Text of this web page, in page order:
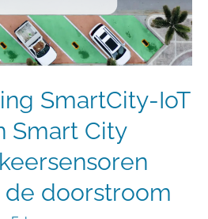
SmartCity-IoT
Smart City
doorstroom